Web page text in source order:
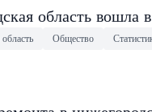
область вошла
Общество